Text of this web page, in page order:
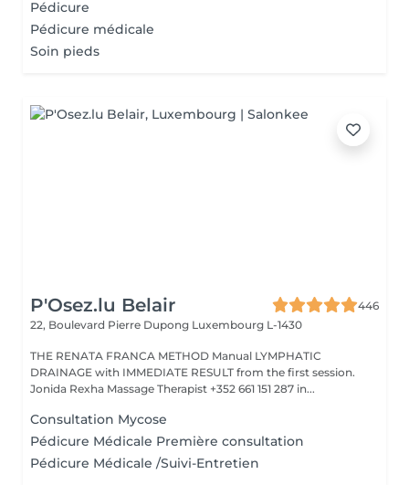
Pédicure
Pédicure médicale
Soin pieds
P'Osez.lu Belair
446
22, Boulevard Pierre Dupong Luxembourg L-1430
THE RENATA FRANCA METHOD Manual LYMPHATIC
DRAINAGE with IMMEDIATE RESULT from the first session.
Jonida Rexha Massage Therapist +352 661 151 287 in...
Consultation Mycose
Pédicure Médicale Première consultation
Pédicure Médicale /Suivi-Entretien